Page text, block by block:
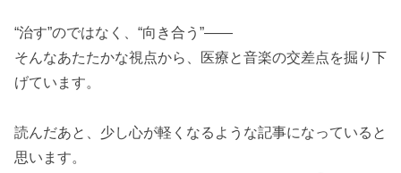
“治す”のではなく、“向き合う”――
そんなあたたかな視点から、医療と音楽の交差点を掘り下
げています。
読んだあと、少し心が軽くなるような記事になっていると
思います。